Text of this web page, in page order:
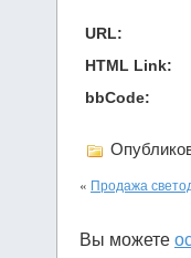
URL:
HTML Link:
bbCode:
« Продажа
Вы можете